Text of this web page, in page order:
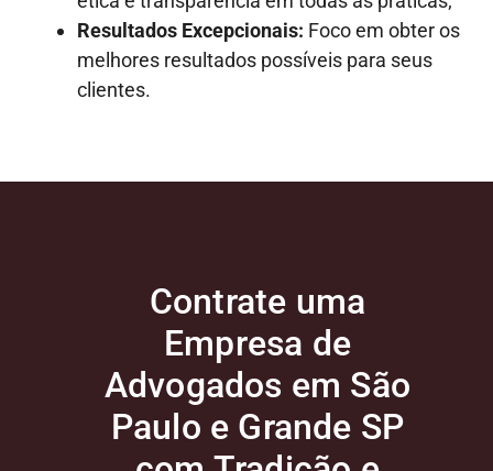
Resultados Excepcionais: Foco em obter os
melhores resultados possíveis para seus
clientes.
Contrate uma
Empresa de
Advogados em São
Paulo e Grande SP